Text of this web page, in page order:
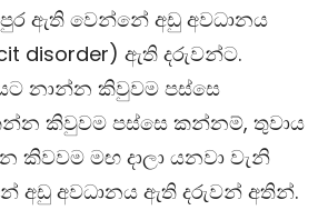
ඇති වෙන්නේ අඩු අවධානය
disorder) ඇති දරුවන්ට.
නාන්න කිවුවම පස්සෙ
කිවුවම පස්සෙ කන්නම්, තුවාය
කිවවම මඟ දාලා යනවා වැනි
අඩු අවධානය ඇති දරුවන් අතින්.